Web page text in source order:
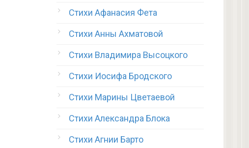
Стихи Афанасия Фета
Стихи Анны Ахматовой
Стихи Владимира Высоцкого
Стихи Иосифа Бродского
Стихи Марины Цветаевой
Стихи Александра Блока
Стихи Агнии Барто